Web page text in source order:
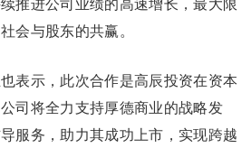
会与股东的共赢。
表示，此次合作是高辰投资在资本
司将全力支持厚德商业的战略发
服务，助力其成功上市，实现跨越